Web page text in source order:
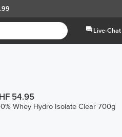
Live-Chat
54.95
Whey Hydro Isolate Clear 700g